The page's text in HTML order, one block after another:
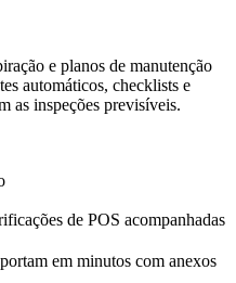
e planos de manutenção
automáticos, checklists e
as inspeções previsíveis.
de POS acompanhadas
em minutos com anexos